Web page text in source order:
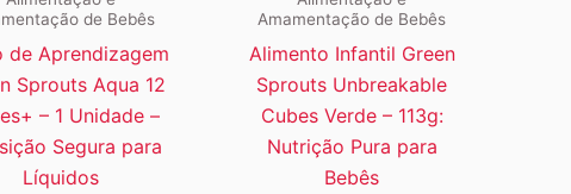
de Bebês
de Aprendizagem
Sprouts Aqua 12
– 1 Unidade –
Segura para
Líquidos
Amamentação de Bebês
Alimento Infantil Green
Sprouts Unbreakable
Cubes Verde – 113g:
Nutrição Pura para
Bebês